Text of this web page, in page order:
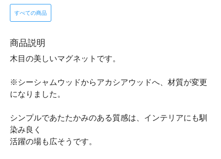
すべての商品
商品説明
木目の美しいマグネットです。
※シーシャムウッドからアカシアウッドへ、材質が変更
になりました。
シンプルであたたかみのある質感は、インテリアにも馴
染み良く
活躍の場も広そうです。